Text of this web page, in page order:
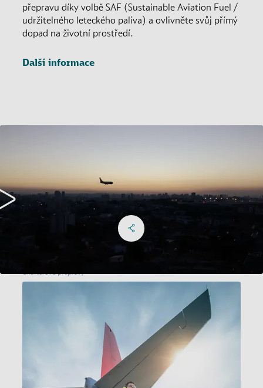
přepravu díky volbě SAF (Sustainable Aviation Fuel /
udržitelného leteckého paliva) a ovlivněte svůj přímý
dopad na životní prostředí.
Další informace
Menu sociálních sítí
Share on Facebook
Share on linkedIn
Charterové přepravy